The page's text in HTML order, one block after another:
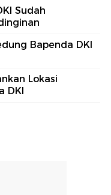
Sudah
Bapenda DKI
Lokasi
DKI